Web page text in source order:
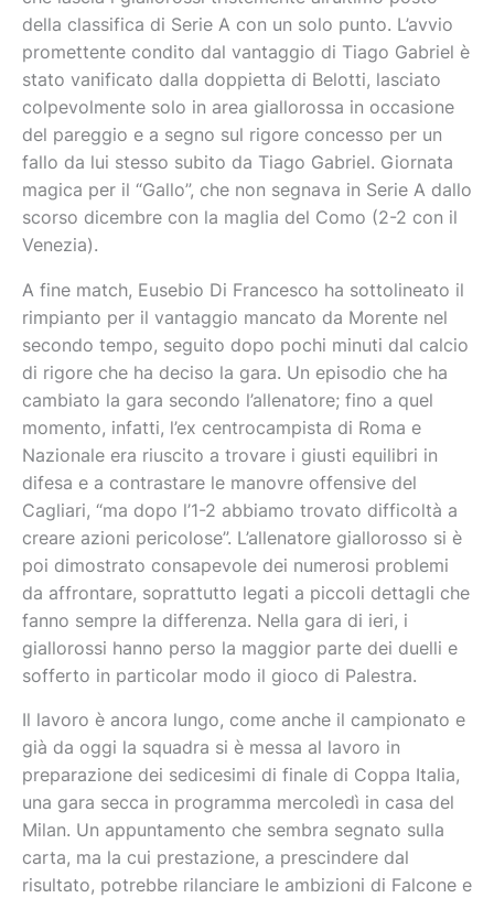
della classifica di Serie A con un solo punto. L’avvio
promettente condito dal vantaggio di Tiago Gabriel è
stato vanificato dalla doppietta di Belotti, lasciato
colpevolmente solo in area giallorossa in occasione
del pareggio e a segno sul rigore concesso per un
fallo da lui stesso subito da Tiago Gabriel. Giornata
magica per il “Gallo”, che non segnava in Serie A dallo
scorso dicembre con la maglia del Como (2-2 con il
Venezia).
A fine match, Eusebio Di Francesco ha sottolineato il
rimpianto per il vantaggio mancato da Morente nel
secondo tempo, seguito dopo pochi minuti dal calcio
di rigore che ha deciso la gara. Un episodio che ha
cambiato la gara secondo l’allenatore; fino a quel
momento, infatti, l’ex centrocampista di Roma e
Nazionale era riuscito a trovare i giusti equilibri in
difesa e a contrastare le manovre offensive del
Cagliari, “ma dopo l’1-2 abbiamo trovato difficoltà a
creare azioni pericolose”. L’allenatore giallorosso si è
poi dimostrato consapevole dei numerosi problemi
da affrontare, soprattutto legati a piccoli dettagli che
fanno sempre la differenza. Nella gara di ieri, i
giallorossi hanno perso la maggior parte dei duelli e
sofferto in particolar modo il gioco di Palestra.
Il lavoro è ancora lungo, come anche il campionato e
già da oggi la squadra si è messa al lavoro in
preparazione dei sedicesimi di finale di Coppa Italia,
una gara secca in programma mercoledì in casa del
Milan. Un appuntamento che sembra segnato sulla
carta, ma la cui prestazione, a prescindere dal
risultato, potrebbe rilanciare le ambizioni di Falcone e